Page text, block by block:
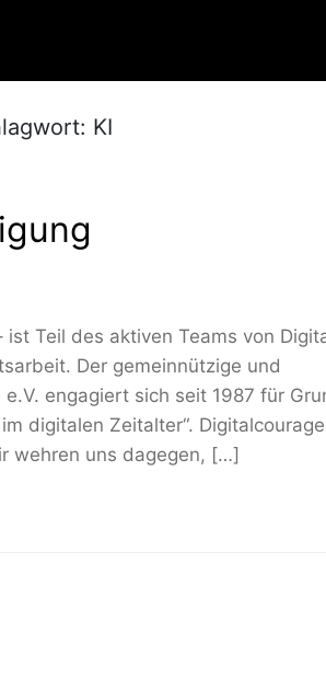
KI
Teil des aktiven Teams von
Der gemeinnützige und
engagiert sich seit 1987 für
digitalen Zeitalter“.
wehren uns dagegen, […]